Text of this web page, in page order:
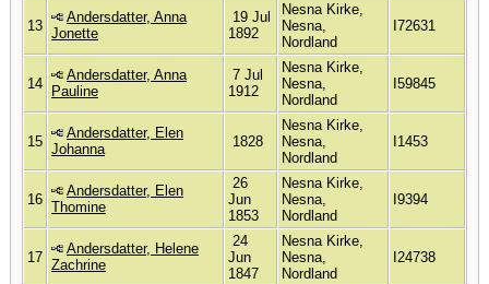
13
Andersdatter, Anna
Jonette
19 Jul
1892
Nesna Kirke,
Nesna,
Nordland
I72631
14
Andersdatter, Anna
Pauline
7 Jul
1912
Nesna Kirke,
Nesna,
Nordland
I59845
15
Andersdatter, Elen
Johanna
1828
Nesna Kirke,
Nesna,
Nordland
I1453
16
Andersdatter, Elen
Thomine
26
Jun
1853
Nesna Kirke,
Nesna,
Nordland
I9394
17
Andersdatter, Helene
Zachrine
24
Jun
1847
Nesna Kirke,
Nesna,
Nordland
I24738